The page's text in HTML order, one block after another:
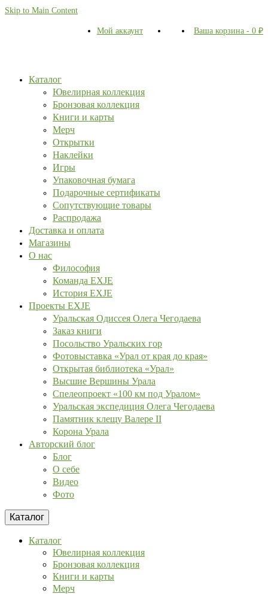
Skip to Main Content
Мой аккаунт Ваша корзина - 0 ₽
Каталог
Ювелирная коллекция
Бронзовая коллекция
Книги и карты
Мерч
Открытки
Наклейки
Игры
Упаковочная бумага
Подарочные сертификаты
Сопутствующие товары
Распродажа
Доставка и оплата
Магазины
О нас
Философия
Команда EXJE
История EXJE
Проекты EXJE
Уральская Одиссея Олега Чегодаева
Заказ книги
Посольство Уральских гор
Фотовыставка «Урал от края до края»
Открытая библиотека «Урал»
Высшие Вершины Урала
Спелеопроект «100 км под Уралом»
Уральская экспедиция Олега Чегодаева
Памятник клещу Валере II
Корона Урала
Авторский блог
Блог
О себе
Видео
Фото
Каталог
Каталог
Ювелирная коллекция
Бронзовая коллекция
Книги и карты
Мерч